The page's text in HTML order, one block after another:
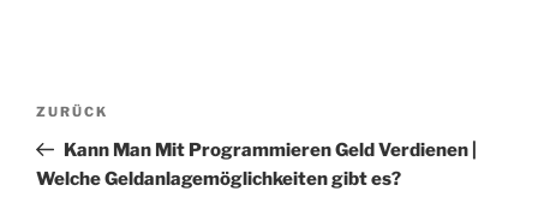
Beitragsnavigation
Vorheriger
Beitrag
ZURÜCK
Kann Man Mit Programmieren Geld Verdienen |
Welche Geldanlagemöglichkeiten gibt es?